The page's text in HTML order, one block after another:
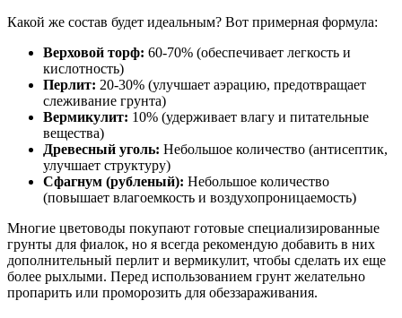
Какой же состав будет идеальным? Вот примерная формула:
Верховой торф: 60-70% (обеспечивает легкость и
кислотность)
Перлит: 20-30% (улучшает аэрацию, предотвращает
слеживание грунта)
Вермикулит: 10% (удерживает влагу и питательные
вещества)
Древесный уголь: Небольшое количество (антисептик,
улучшает структуру)
Сфагнум (рубленый): Небольшое количество
(повышает влагоемкость и воздухопроницаемость)
Многие цветоводы покупают готовые специализированные
грунты для фиалок, но я всегда рекомендую добавить в них
дополнительный перлит и вермикулит, чтобы сделать их еще
более рыхлыми. Перед использованием грунт желательно
пропарить или проморозить для обеззараживания.